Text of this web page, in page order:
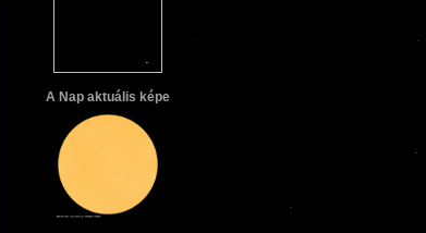
A Nap aktuális képe